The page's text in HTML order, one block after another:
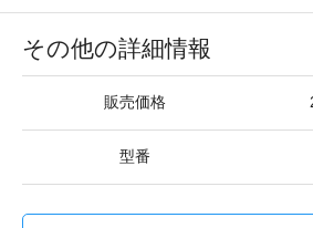
その他の詳細情報
販売価格
型番